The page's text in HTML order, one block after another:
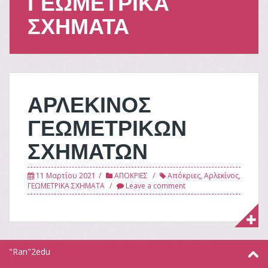
ΣΧΗΜΑΤΑ
ΑΡΛΕΚΙΝΟΣ
ΓΕΩΜΕΤΡΙΚΩΝ
ΣΧΗΜΑΤΩΝ
11 Μαρτίου 2021 ΑΠΟΚΡΙΕΣ Απόκριες, Αρλεκίνος,
ΓΕΩΜΕΤΡΙΚΑ ΣΧΗΜΑΤΑ
Leave a comment
"Ran"2edu